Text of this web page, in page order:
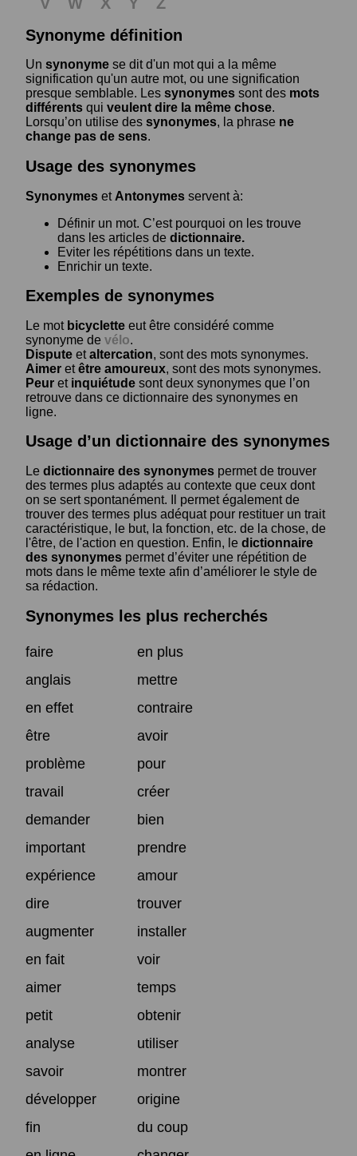
Synonyme définition
Un synonyme se dit d'un mot qui a la même
signification qu'un autre mot, ou une signification
presque semblable. Les synonymes sont des mots
différents qui veulent dire la même chose.
Lorsqu’on utilise des synonymes, la phrase ne
change pas de sens.
Usage des synonymes
Synonymes et Antonymes servent à:
Définir un mot. C’est pourquoi on les trouve
dans les articles de dictionnaire.
Eviter les répétitions dans un texte.
Enrichir un texte.
Exemples de synonymes
Le mot bicyclette eut être considéré comme
synonyme de vélo.
Dispute etaltercation, sont des mots synonymes.
Aimer etêtre amoureux, sont des mots synonymes.
Peur et inquiétude sont deux synonymes que l’on
retrouve dans ce dictionnaire des synonymes en
ligne.
Usage d’un dictionnaire des synonymes
Le dictionnaire des synonymes permet de trouver
des termes plus adaptés au contexte que ceux dont
on se sert spontanément. Il permet également de
trouver des termes plus adéquat pour restituer un trait
caractéristique, le but, la fonction, etc. de la chose, de
l'être, de l'action en question. Enfin, le dictionnaire
des synonymes permet d’éviter une répétition de
mots dans le même texte afin d’améliorer le style de
sa rédaction.
Synonymes les plus recherchés
faire
en plus
anglais
mettre
en effet
contraire
être
avoir
problème
pour
travail
créer
demander
bien
important
prendre
expérience
amour
dire
trouver
augmenter
installer
en fait
voir
aimer
temps
petit
obtenir
analyse
utiliser
savoir
montrer
développer
origine
fin
du coup